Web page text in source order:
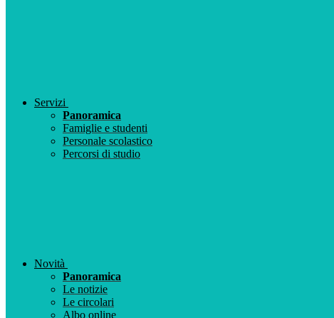
Servizi
Panoramica
Famiglie e studenti
Personale scolastico
Percorsi di studio
Novità
Panoramica
Le notizie
Le circolari
Albo online